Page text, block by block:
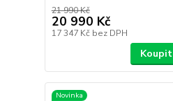
21 990 Kč
20 990 Kč
17 347 Kč bez DPH
Koupit
Novinka